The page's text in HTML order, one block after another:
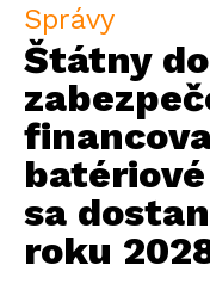
Správy
Štátny
sa
roku